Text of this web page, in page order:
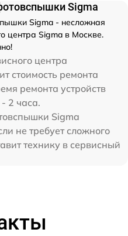
Sigma
Sigma - несложная
центра Sigma в Москве.
центра
стоимость ремонта
ремонта устройств
2 часа.
Sigma
не требует сложного
технику в сервисный